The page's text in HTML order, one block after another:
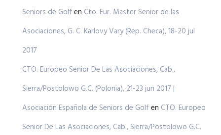
Seniors de Golf en Cto. Eur. Master Senior de las
Asociaciones, G. C. Karlovy Vary (Rep. Checa), 18-20 jul
2017
CTO. Europeo Senior De Las Asociaciones, Cab.,
Sierra/Postolowo G.C. (Polonia), 21-23 jun 2017 |
Asociación Española de Seniors de Golf en CTO. Europeo
Senior De Las Asociaciones, Cab., Sierra/Postolowo G.C.